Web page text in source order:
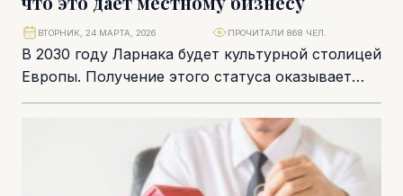
В 2030 году Ларнака будет культурной столицей
Европы. Получение этого статуса оказывает
влияние далеко за пределами искусства.
Благодаря сотням мероприятий,...
ВТОРНИК, 24 МАРТА, 2026 ПРОЧИТАЛИ 868 ЧЕЛ.